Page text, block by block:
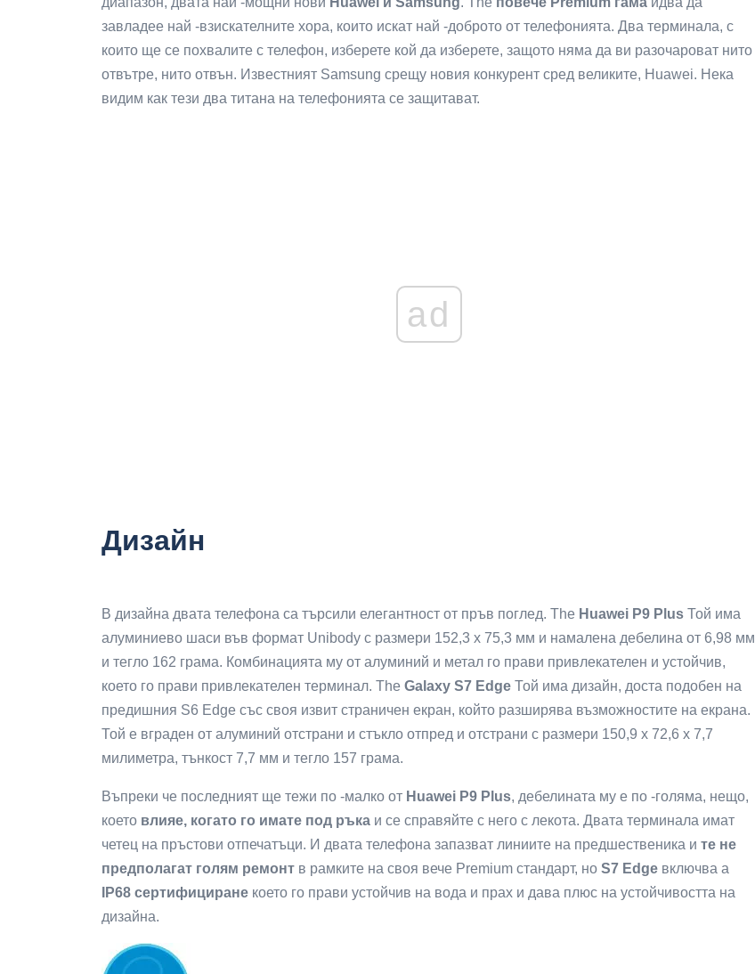
завладее най -взискателните хора, които искат най -доброто от телефонията. Два терминала, с
които ще се похвалите с телефон, изберете кой да изберете, защото няма да ви разочароват нито
отвътре, нито отвън. Известният Samsung срещу новия конкурент сред великите, Huawei. Нека
видим как тези два титана на телефонията се защитават.
ad
Дизайн
В дизайна двата телефона са търсили елегантност от пръв поглед. The Huawei P9 Plus Той има
алуминиево шаси във формат Unibody с размери 152,3 x 75,3 мм и намалена дебелина от 6,98 мм
и тегло 162 грама. Комбинацията му от алуминий и метал го прави привлекателен и устойчив,
което го прави привлекателен терминал. The Galaxy S7 Edge Той има дизайн, доста подобен на
предишния S6 Edge със своя извит страничен екран, който разширява възможностите на екрана.
Той е вграден от алуминий отстрани и стъкло отпред и отстрани с размери 150,9 x 72,6 x 7,7
милиметра, тънкост 7,7 мм и тегло 157 грама.
Въпреки че последният ще тежи по -малко от Huawei P9 Plus, дебелината му е по -голяма, нещо,
което влияе, когато го имате под ръка и се справяйте с него с лекота. Двата терминала имат
четец на пръстови отпечатъци. И двата телефона запазват линиите на предшественика и те не
предполагат голям ремонт в рамките на своя вече Premium стандарт, но S7 Edge включва а
IP68 сертифициране което го прави устойчив на вода и прах и дава плюс на устойчивостта на
дизайна.